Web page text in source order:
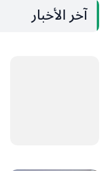
آخر الأخبار